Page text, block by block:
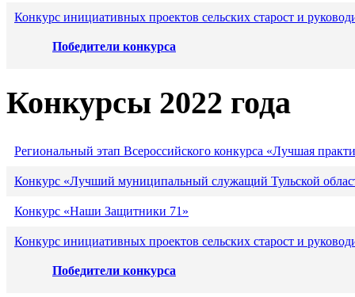
Конкурс инициативных проектов сельских старост и
Победители конкурса
Конкурсы 2022 года
Региональный этап Всероссийского конкурса «Лучшая
Конкурс «Лучший муниципальный служащий Тульской
Конкурс «Наши Защитники 71»
Конкурс инициативных проектов сельских старост и
Победители конкурса